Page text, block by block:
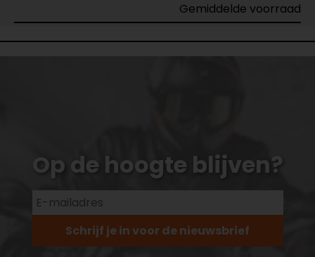
Gemiddelde voorraad
Op de hoogte blijven?
Schrijf je in voor de nieuwsbrief